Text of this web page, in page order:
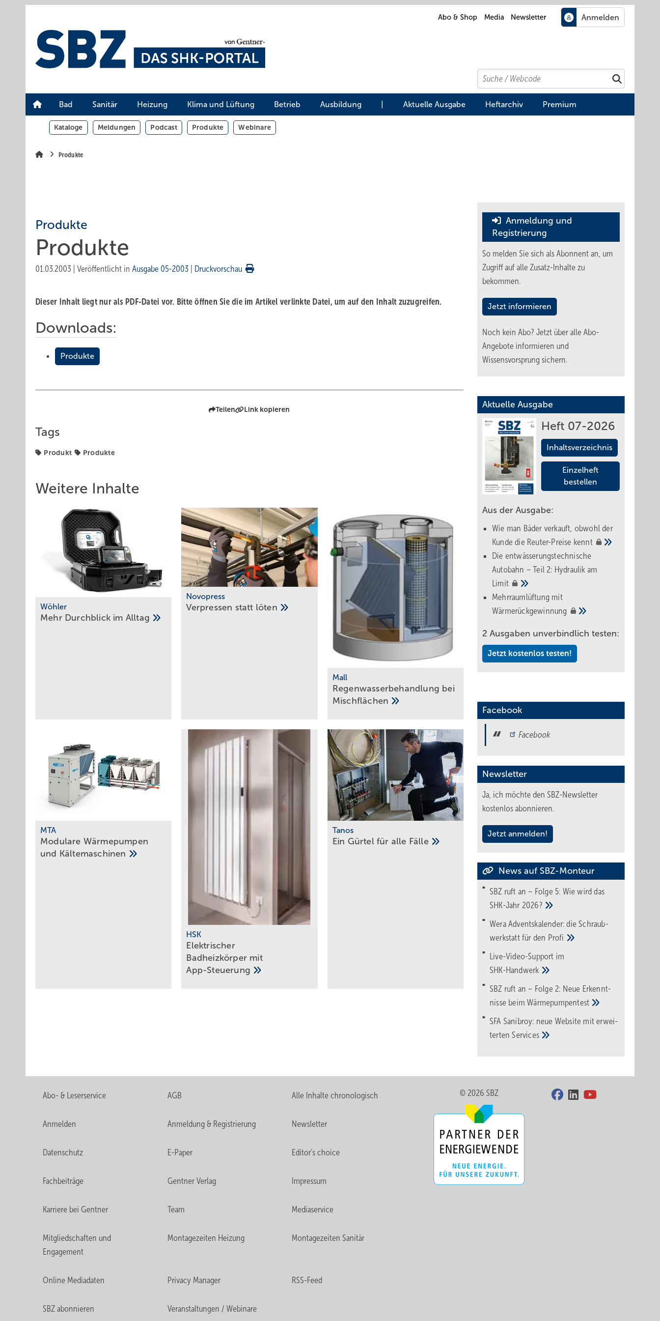
Abo & Shop Media Newsletter
Search
Suchen
Bad Sanitär Heizung Klima und Lüftung Betrieb Ausbildung Aktuelle Ausgabe Heftarchiv Premium
Kataloge Meldungen Podcast Produkte Webinare
Produkte
Produkte
Produkte
01.03.2003 Veröffentlicht in Ausgabe 05-2003 Druckvorschau
Dieser Inhalt liegt nur als PDF-Datei vor. Bitte öffnen Sie die im Artikel verlinkte Datei, um auf den Inhalt zuzugreifen.
Downloads:
Produkte
Teilen Link kopieren
Tags
Produkt Produkte
Weitere Inhalte
Wöhler
Mehr Durchblick im Alltag
Novopress
Verpressen statt löten
Mall
Regenwasserbehandlung bei
Mischflächen
MTA
Modulare Wärmepumpen
und ­Kältemaschinen
HSK
Elektrischer
Badheizkörper mit
App-Steuerung
Tanos
Ein Gürtel für alle Fälle
Anmeldung und
Registrierung
So melden Sie sich als Abonnent an, um
Zugriff auf alle Zusatz-Inhalte zu
bekommen.
Jetzt informieren
Noch kein Abo? Jetzt über alle Abo-
Angebote informieren und
Wissensvorsprung sichern.
Aktuelle Ausgabe
Heft 07-2026
Inhaltsverzeichnis
Einzelheft
bestellen
Aus der Ausgabe:
Wie man Bäder verkauft, obwohl der
Kunde die Reuter-Preise kennt
Die entwässerungstechnische
Autobahn – Teil 2: Hydraulik am
Limit
Mehrraumlüftung mit
Wärmerückgewinnung
2 Ausgaben unverbindlich testen:
Jetzt kostenlos testen!
Facebook
Facebook
Newsletter
Ja, ich möchte den SBZ-Newsletter
kostenlos abonnieren.
Jetzt anmelden!
News auf SBZ-Monteur
SBZ ruft an – Folge 5: Wie wird das
SHK-Jahr 2026?
Wera Adventskalender: die Schraub­
werk­statt für den Pro­fi
Live-Video-Support im
SHK-Handwerk
SBZ ruft an – Folge 2: Neue Erkennt­
nisse beimWärme­pumpen­test
SFA Sanibroy: neue Web­site mit erwei­
tertenServices
Abo- & Leserservice AGB Alle Inhalte chronologisch
Anmelden Anmeldung & Registrierung Newsletter
Datenschutz E-Paper Editor's choice
Fachbeiträge Gentner Verlag Impressum
Karriere bei Gentner Team Mediaservice
Mitgliedschaften und
Engagement
Montagezeiten Heizung Montagezeiten Sanitär
Online Mediadaten Privacy Manager RSS-Feed
SBZ abonnieren Veranstaltungen / Webinare
© 2026 SBZ